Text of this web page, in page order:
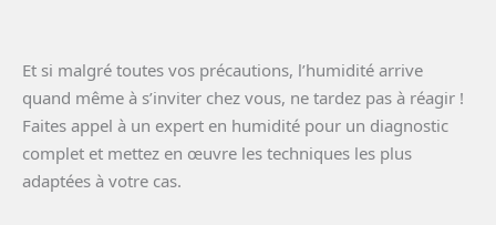
Et si malgré toutes vos précautions, l’humidité arrive
quand même à s’inviter chez vous, ne tardez pas à réagir !
Faites appel à un expert en humidité pour un diagnostic
complet et mettez en œuvre les techniques les plus
adaptées à votre cas.